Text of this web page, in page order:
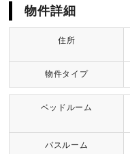
物件詳細
住所
物件タイプ
ベッドルーム
バスルーム